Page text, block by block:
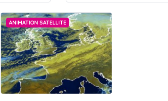
ANIMATION SATELLITE